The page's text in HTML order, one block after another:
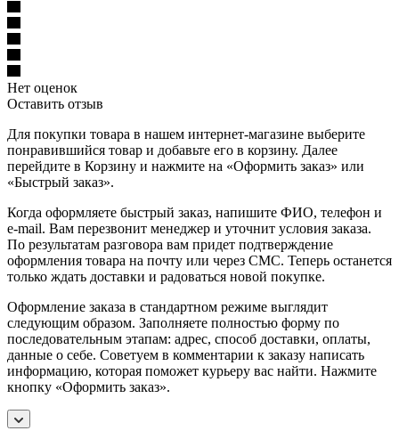
Нет оценок
Оставить отзыв
Для покупки товара в нашем интернет-магазине выберите
понравившийся товар и добавьте его в корзину. Далее
перейдите в Корзину и нажмите на «Оформить заказ» или
«Быстрый заказ».
Когда оформляете быстрый заказ, напишите ФИО, телефон и
e-mail. Вам перезвонит менеджер и уточнит условия заказа.
По результатам разговора вам придет подтверждение
оформления товара на почту или через СМС. Теперь останется
только ждать доставки и радоваться новой покупке.
Оформление заказа в стандартном режиме выглядит
следующим образом. Заполняете полностью форму по
последовательным этапам: адрес, способ доставки, оплаты,
данные о себе. Советуем в комментарии к заказу написать
информацию, которая поможет курьеру вас найти. Нажмите
кнопку «Оформить заказ».